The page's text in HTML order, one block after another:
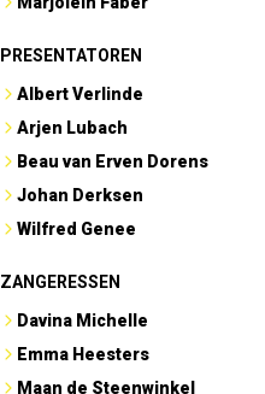
PRESENTATOREN
Albert Verlinde
Arjen Lubach
Beau van Erven Dorens
Johan Derksen
Wilfred Genee
ZANGERESSEN
Davina Michelle
Emma Heesters
Maan de Steenwinkel